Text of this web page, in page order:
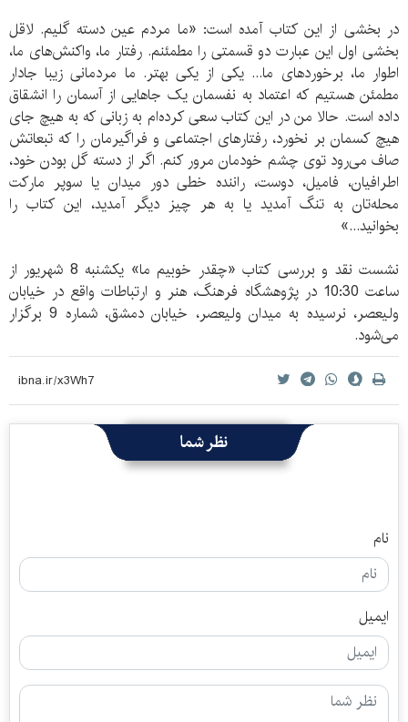
در بخشی از این کتاب آمده است: «ما مردم عین دسته گلیم. لاقل
بخشی اول این عبارت دو قسمتی را مطمئنم. رفتار ما، واکنش‌های ما،
اطوار ما، برخوردهای ما... یکی از یکی بهتر. ما مردمانی زیبا جادار
مطمئن هستیم که اعتماد به نفسمان یک جاهایی از آسمان را انشقاق
داده است. حالا من در این کتاب سعی کرده‌ام به زبانی که به هیچ جای
هیچ کسمان بر نخورد، رفتارهای اجتماعی و فراگیرمان را که تبعاتش
صاف می‌رود توی چشم خودمان مرور کنم. اگر از دسته گل بودن خود،
اطرافیان، فامیل، دوست، راننده خطی دور میدان یا سوپر مارکت
محله‌تان به تنگ آمدید یا به هر چیز دیگر آمدید، این کتاب را
بخوانید...»
نشست نقد و بررسی کتاب «چقدر خوبیم ما» یکشنبه 8 شهریور از
ساعت 10:30 در پژوهشگاه فرهنگ، هنر و ارتباطات واقع در خیابان
ولیعصر، نرسیده به میدان ولیعصر، خیابان دمشق، شماره 9 برگزار
می‌شود.
نظر شما
نام
ایمیل